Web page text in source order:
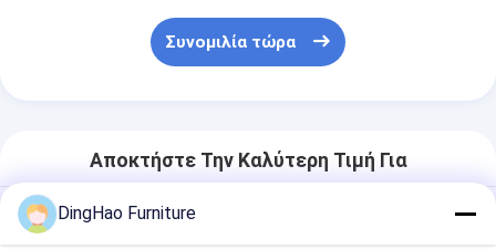
Συνομιλία τώρα
Αποκτήστε Την Καλύτερη Τιμή Για
DingHao Furniture